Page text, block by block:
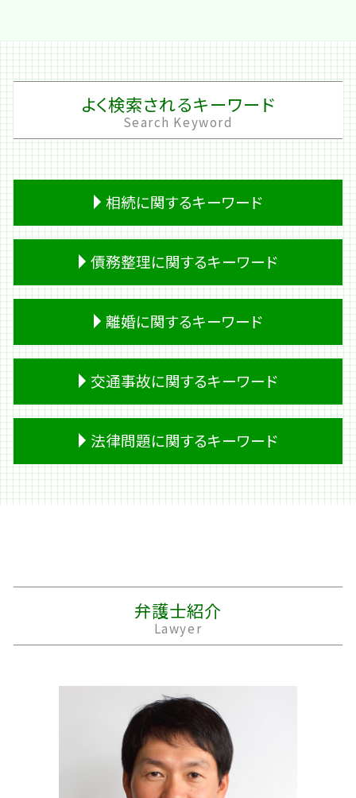
よく検索されるキーワード
Search Keyword
相続に関するキーワード
生前贈与
遺留分 放棄
預金 相続
相続 時効
遺産 遺留分
遺留分 計算
成年後見人 相続
相続 必要書類
相続放棄 期間
遺留分侵害額請求
熟慮期間 伸長
債務整理に関するキーワード
会社 借金
個人再生 費用
キャッシング 返済
借金 計算
パチンコ 借金
破産 管財人
株 借金
個人再生 流れ
借金 踏み倒し
キャッシング ブラック
過払い金請求 条件
過払い金請求 デメリット
離婚に関するキーワード
離婚 住宅ローン 財産分与
面会交流 調停
浮気 離婚
親権者
夫 不倫
離婚 戸籍
家庭裁判所 離婚
別居 生活費
離婚 期間
交通事故に関するキーワード
事故 示談金
事故 賠償金
後遺障害等級申請 事前認定
死亡事故 加害者 家族
損害賠償 時効
交通事故 診断書
後遺障害 申請
示談金 相場
自動運転 死亡事故
交通事故 死亡
後遺障害 等級
交通事故 入院 慰謝料
バイク事故 死亡
法律問題に関するキーワード
借金問題 法律問題
労働問題 セクハラ 相談
不動産 管理 トラブル
隣人トラブル 法律問題 相談
労働問題 セクハラ
不動産登記 法律
労働問題 弁護士 費用
民事 法律事務所
契約 法律問題
弁護士紹介
Lawyer